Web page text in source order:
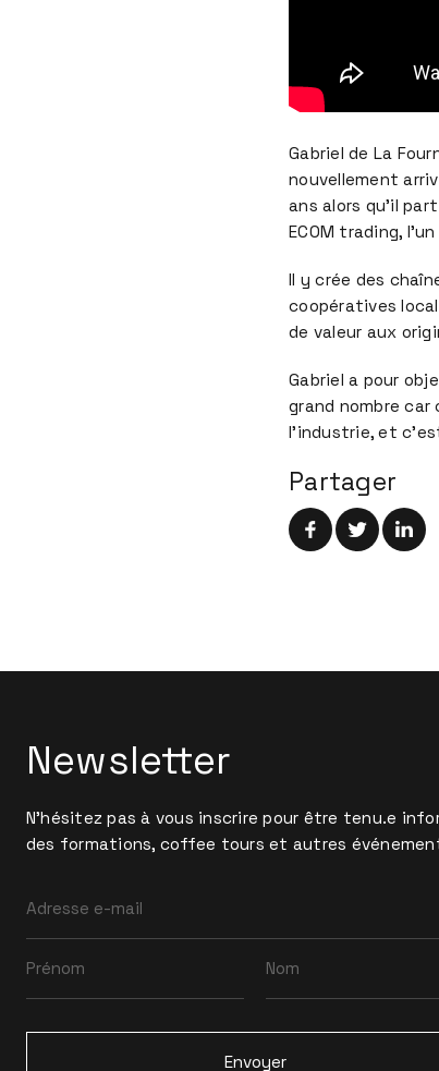
Gabriel de La
nouvellement
ans alors qu’il
ECOM trading,
Il y crée des
coopératives
de valeur aux
Gabriel a pour
grand nombre car
l’industrie, et
Partager
Newsletter
N'hésitez pas à vous inscrire pour être tenu.e
des formations, coffee tours et autres